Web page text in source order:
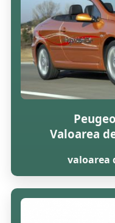
Valoarea
valoarea